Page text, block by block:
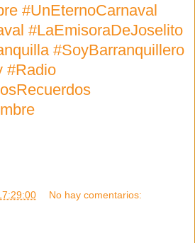
#UnEternoCarnaval
#LaEmisoraDeJoselito
#SoyBarranquillero
#Radio
No hay comentarios: